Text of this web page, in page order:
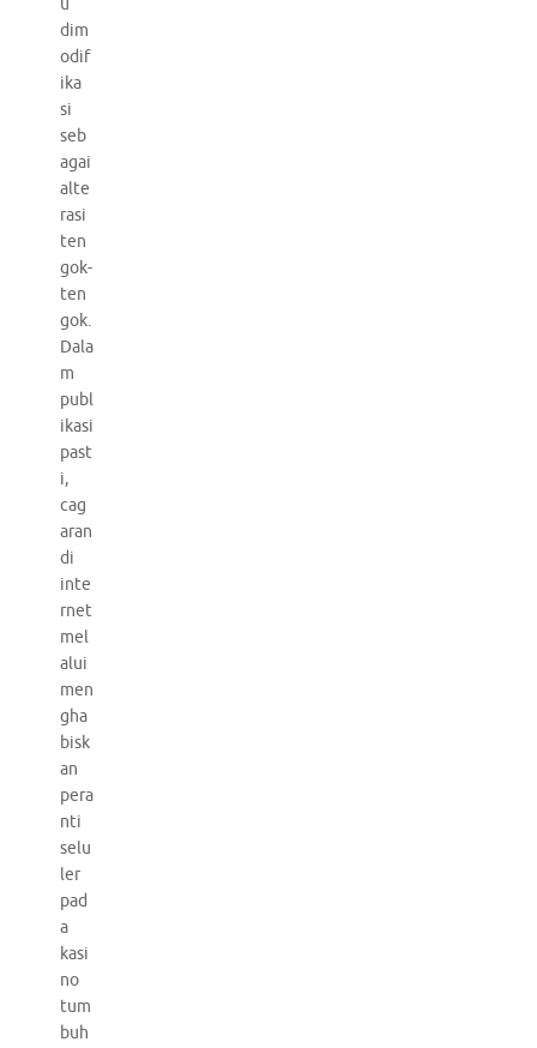
u
dim
odif
ika
si
seb
agai
alte
rasi
ten
gok-
ten
gok.
Dala
m
publ
ikasi
past
i,
cag
aran
di
inte
rnet
mel
alui
men
gha
bisk
an
pera
nti
selu
ler
pad
a
kasi
no
tum
buh